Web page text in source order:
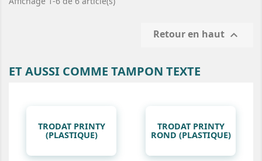
Retour en haut 
ET AUSSI COMME TAMPON TEXTE
TRODAT PRINTY
(PLASTIQUE)
TRODAT PRINTY
ROND (PLASTIQUE)